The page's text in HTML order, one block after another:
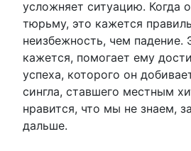
усложняет ситуацию. Когда
тюрьму, это кажется
неизбежность, чем падение.
кажется, помогает ему
успеха, которого он
сингла, ставшего местным
нравится, что мы не знаем,
дальше.